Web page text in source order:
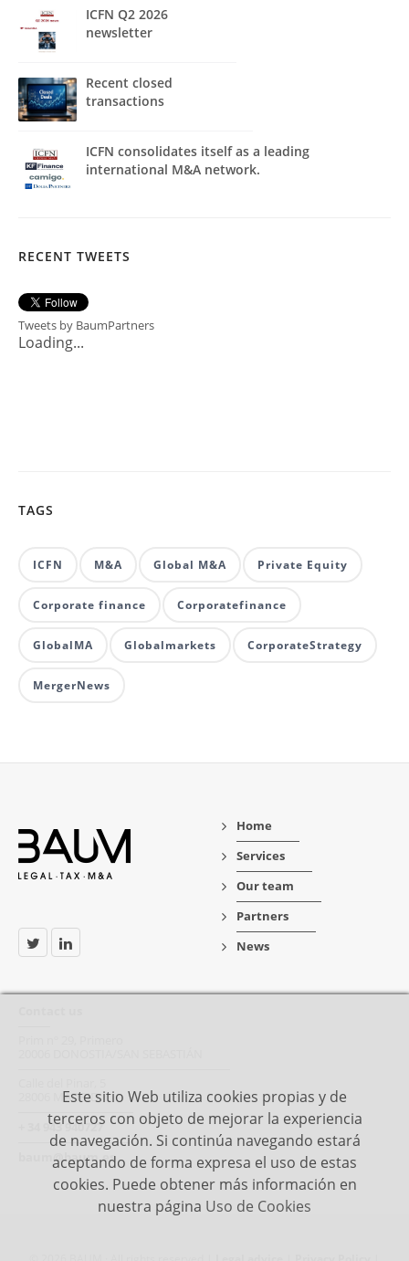
Este sitio Web utiliza cookies propias y de
terceros con objeto de mejorar la experiencia
de navegación. Si continúa navegando estará
aceptando de forma expresa el uso de estas
cookies. Puede obtener más información en
nuestra página Uso de Cookies
ICFN Q2 2026
newsletter
Recent closed
transactions
ICFN consolidates itself as a leading
international M&A network.
RECENT TWEETS
Tweets by BaumPartners
Loading...
TAGS
ICFN M&A Global M&A Private Equity
Corporate finance Corporatefinance
GlobalMA Globalmarkets CorporateStrategy
MergerNews
Home
Services
Our team
Partners
News
28006 MADRID
+ 34 943 940727
baum@baum.es